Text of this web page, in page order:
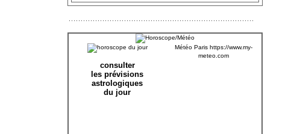
consulter
les prévisions
astrologiques
du jour
Météo Paris https://www.my-
meteo.com